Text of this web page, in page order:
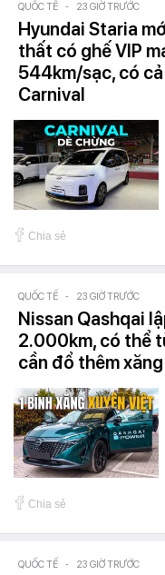
QUỐC TẾ - 23 GIỜ TRƯỚC
Hyundai Staria
thất có ghế VIP
544km/sạc, có
Carnival
Chia sẻ
QUỐC TẾ - 23 GIỜ TRƯỚC
Nissan Qashqai
2.000km, có thể
cần đổ thêm xăng
Chia sẻ
QUỐC TẾ - 23 GIỜ TRƯỚC